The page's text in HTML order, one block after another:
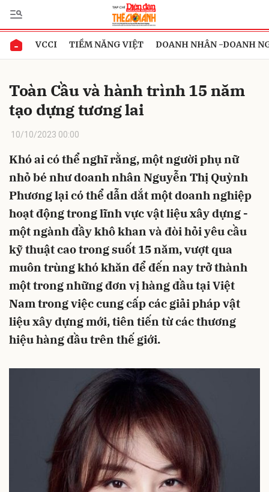
VCCI TIỀM NĂNG VIỆT DOANH NHÂN -DOANH
Toàn Cầu và hành trình 15 năm
tạo dựng tương lai
10/10/2023 00:00
Khó ai có thể nghĩ rằng, một người phụ nữ
nhỏ bé như doanh nhân Nguyễn Thị Quỳnh
Phương lại có thể dẫn dắt một doanh nghiệp
hoạt động trong lĩnh vực vật liệu xây dựng -
một ngành đầy khô khan và đòi hỏi yêu cầu
kỹ thuật cao trong suốt 15 năm, vượt qua
muôn trùng khó khăn để đến nay trở thành
một trong những đơn vị hàng đầu tại Việt
Nam trong việc cung cấp các giải pháp vật
liệu xây dựng mới, tiên tiến từ các thương
hiệu hàng đầu trên thế giới.
Gửi bình luận
Hủy Gửi